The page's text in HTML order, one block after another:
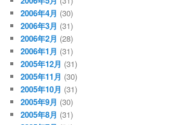
2006年4月 (30)
2006年3月 (31)
2006年2月 (28)
2006年1月 (31)
2005年12月 (31)
2005年11月 (30)
2005年10月 (31)
2005年9月 (30)
2005年8月 (31)